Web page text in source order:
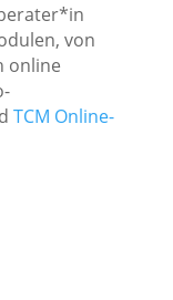
von
online
TCM Online-